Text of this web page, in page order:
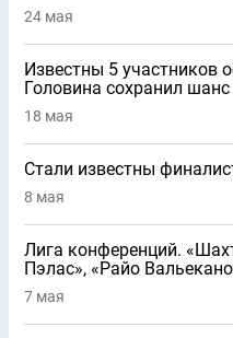
24 мая
Известны 5 участников
Головина сохранил
18 мая
Стали известны
8 мая
Лига конференций.
Пэлас», «Райо
7 мая